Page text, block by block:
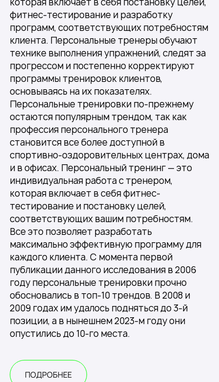
фитнес-тестирование и разработку
программ, соответствующих потребностям
клиента. Персональные тренеры обучают
технике выполнения упражнений, следят за
прогрессом и постепенно корректируют
программы тренировок клиентов,
основываясь на их показателях.
Персональные тренировки по-прежнему
остаются популярным трендом, так как
профессия персонального тренера
становится все более доступной в
спортивно-оздоровительных центрах, дома
и в офисах. Персональный тренинг — это
индивидуальная работа с тренером,
которая включает в себя фитнес-
тестирование и постановку целей,
соответствующих вашим потребностям.
Все это позволяет разработать
максимально эффективную программу для
каждого клиента. С момента первой
публикации данного исследования в 2006
году персональные тренировки прочно
обосновались в топ-10 трендов. В 2008 и
2009 годах им удалось подняться до 3-й
позиции, а в нынешнем 2023-м году они
опустились до 10-го места.
ПОДРОБНЕЕ